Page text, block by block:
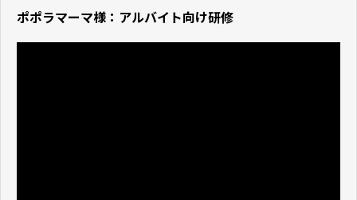
ポポラマーマ様：アルバイト向け研修